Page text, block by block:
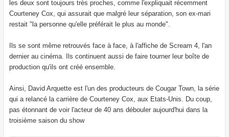
les deux sont toujours très proches, comme l'expliquait récemment
Courteney Cox, qui assurait que malgré leur séparation, son ex-mari
restait "la personne qu'elle préférait le plus au monde".
Ils se sont même retrouvés face à face, à l'affiche de Scream 4, l'an
dernier au cinéma. Ils continuent aussi de faire tourner leur boîte de
production qu'ils ont créé ensemble.
Ainsi, David Arquette est l'un des producteurs de Cougar Town, la série
qui a relancé la carrière de Courteney Cox, aux Etats-Unis. Du coup,
pas étonnant de voir l'acteur de 40 ans débouler aujourd'hui dans la
troisième saison du show